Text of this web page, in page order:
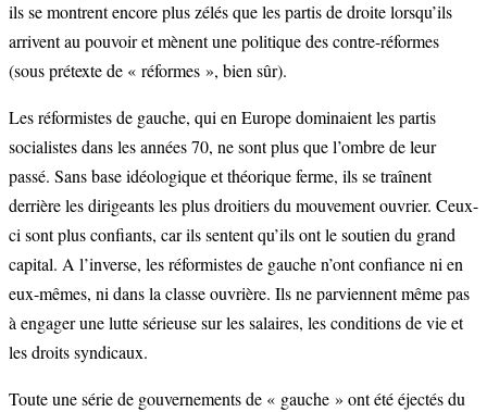
ils se montrent encore plus zélés que les partis de droite lorsqu’ils
arrivent au pouvoir et mènent une politique des contre-réformes
(sous prétexte de « réformes », bien sûr).
Les réformistes de gauche, qui en Europe dominaient les partis
socialistes dans les années 70, ne sont plus que l’ombre de leur
passé. Sans base idéologique et théorique ferme, ils se traînent
derrière les dirigeants les plus droitiers du mouvement ouvrier. Ceux-
ci sont plus confiants, car ils sentent qu’ils ont le soutien du grand
capital. A l’inverse, les réformistes de gauche n’ont confiance ni en
eux-mêmes, ni dans la classe ouvrière. Ils ne parviennent même pas
à engager une lutte sérieuse sur les salaires, les conditions de vie et
les droits syndicaux.
Toute une série de gouvernements de « gauche » ont été éjectés du